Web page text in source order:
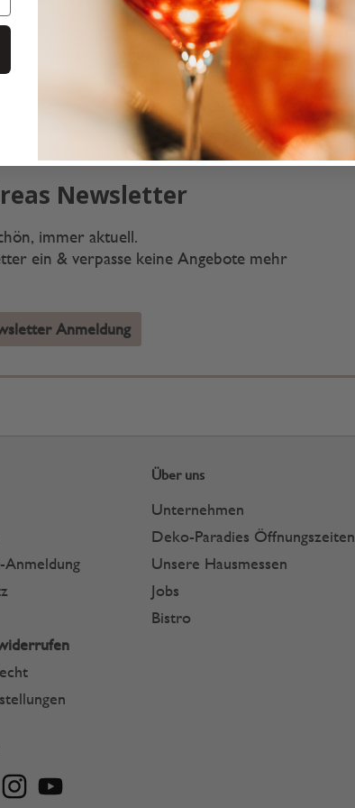
Newsletter
immer aktuell.
ein & verpasse keine Angebote mehr
Anmeldung
Über uns
Unternehmen
Deko-Paradies Öffnungszeiten
Unsere Hausmessen
Jobs
Bistro